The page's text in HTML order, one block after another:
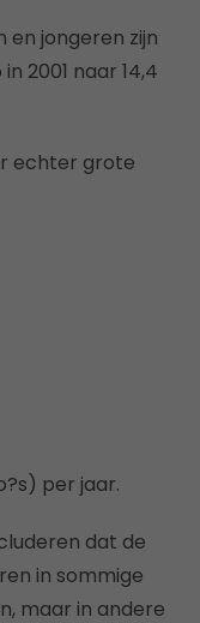
jongeren zijn
2001 naar 14,4
echter grote
per jaar.
dat de
in sommige
maar in andere